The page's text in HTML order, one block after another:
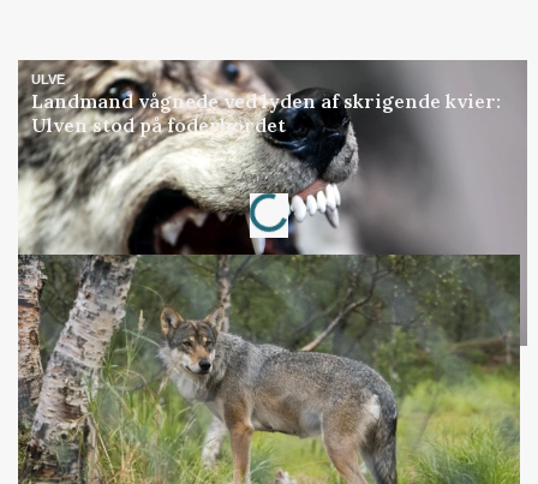
ULVE
Landmand vågnede ved lyden af skrigende kvier:
Ulven stod på foderbordet
Annonce
Loading...